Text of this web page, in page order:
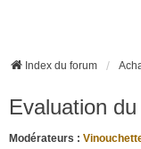
Index du forum
Evaluation
Modérateurs :